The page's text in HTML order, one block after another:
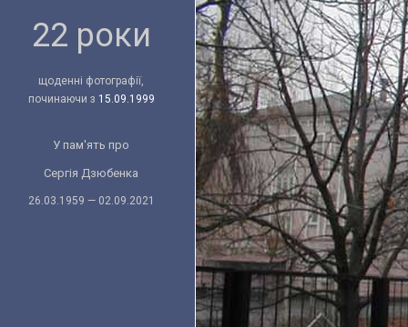
22 роки
щоденні фотографії,
починаючи з 15.09.1999
У пам'ять про
Сергія Дзюбенка
26.03.1959 — 02.09.2021